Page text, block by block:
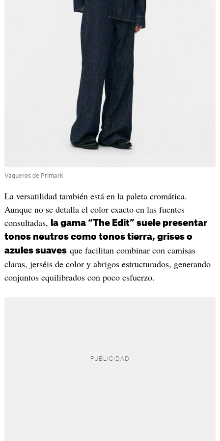
Vaqueros de Primark
La versatilidad también está en la paleta cromática.
Aunque no se detalla el color exacto en las fuentes
consultadas,
la gama “The Edit” suele presentar
tonos neutros como tonos tierra, grises o
azules suavesque facilitan combinar con camisas
claras, jerséis de color y abrigos estructurados, generando
conjuntos equilibrados con poco esfuerzo.